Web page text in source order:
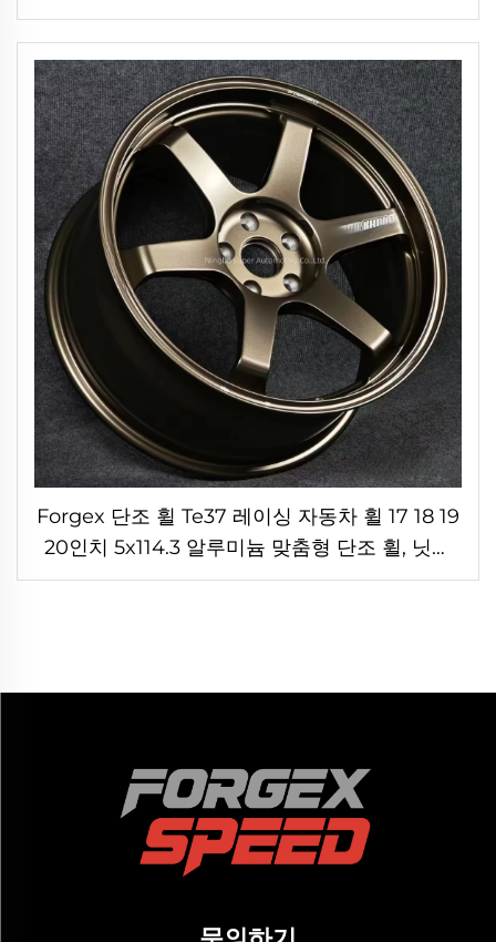
크 알로이 휠, 메르세데스, BMW, 아우디용
Forgex 단조 휠 Te37 레이싱 자동차 휠 17 18 19
20인치 5x114.3 알루미늄 맞춤형 단조 휠, 닛산
370Z 350Z, 토요타, 혼다용